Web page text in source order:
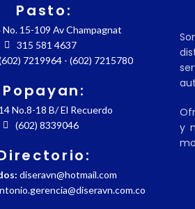
Pasto:
No. 15-109 Av Champagnat
315 581 4637
7219964 - (602) 7215780
Popayan:
No.8-18 B/ El Recuerdo
(602) 8339046
diseravn@hotmail.com
y